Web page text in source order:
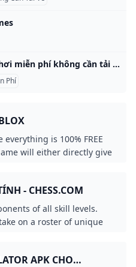
Tổng hợp trò chơi miễn phí không cần tải về và chơi ngay Trải nghiệm các trò chơi miễn phí nhưng không cần tải là phương án được nhiều tín đồ lựa chọn. Bạn có thể thực hiện điều này qua gợi ý sau. Được biết, Y8 chính là một trong những nền tảng sở hữu số lượng trò chơi trực tuyến lớn nhất hiện nay. Đến với nền tảng này, bạn có thể chọn một số tựa game nổi bật sau: Đào Vàng Đào Vàng là một trong những trò chơi kinh điển và phổ biến nhất trong làng game trực tuyến.
Phí
is 100% FREE
will either directly give
items and we cant
them and we just put
this game a fan
🥚 This game used to
🦖 Owner:
- CHESS.COM
of all skill levels.
on a roster of unique
APK CHO